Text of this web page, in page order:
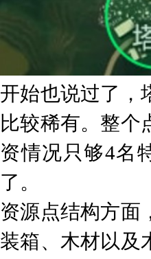
开始也说过了，
比较稀有。整个
资情况只够4名
了。
资源点结构方面
装箱、木材以及